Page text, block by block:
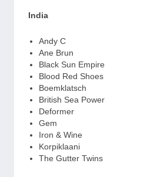
India
Andy C
Ane Brun
Black Sun Empire
Blood Red Shoes
Boemklatsch
British Sea Power
Deformer
Gem
Iron & Wine
Korpiklaani
The Gutter Twins